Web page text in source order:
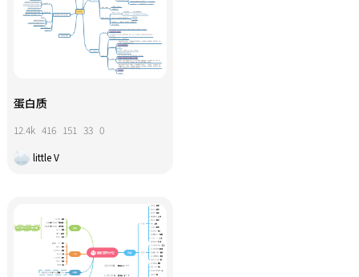
蛋白质
12.4k 416 151 33 0
little V